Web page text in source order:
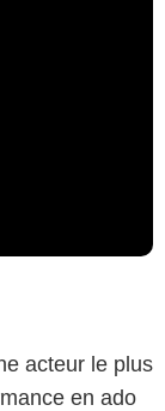
acteur le plus
en ado